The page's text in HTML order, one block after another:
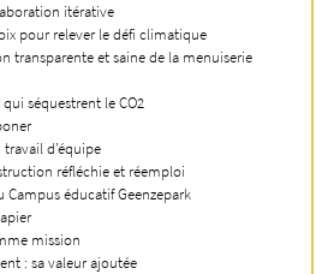
itérative
pour relever le défi climatique
transparente et saine de la menuiserie
séquestrent le CO2
d’équipe
réfléchie et réemploi
Campus éducatif Geenzepark
mission
: sa valeur ajoutée